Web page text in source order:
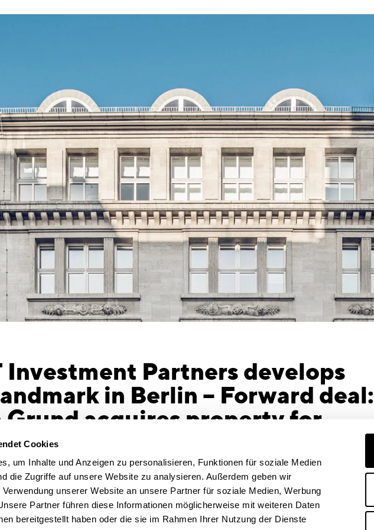
Cookies
um Inhalte und Anzeigen zu personalisieren, Funktionen für soziale Medien
die Zugriffe auf unsere Website zu analysieren. Außerdem geben wir
unserer Website an unsere Partner für soziale Medien, Werbung
Partner führen diese Informationen möglicherweise mit weiteren Daten
bereitgestellt haben oder die sie im Rahmen Ihrer Nutzung der Dienste
Investment Partners develops
in Berlin – Forward deal:
Grund acquires property for
CITY INVEST
The project developers at QUEST Investment
prestigious commercial property in Berlin with
to KanAm Grund Group as part of a forward
become part of KanAm’s open-ended real estate
INVEST’. The traditional Kontorhaus building at